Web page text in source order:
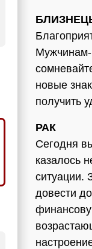
новые
получить
РАК
Сегодня
казалось
ситуации.
довести